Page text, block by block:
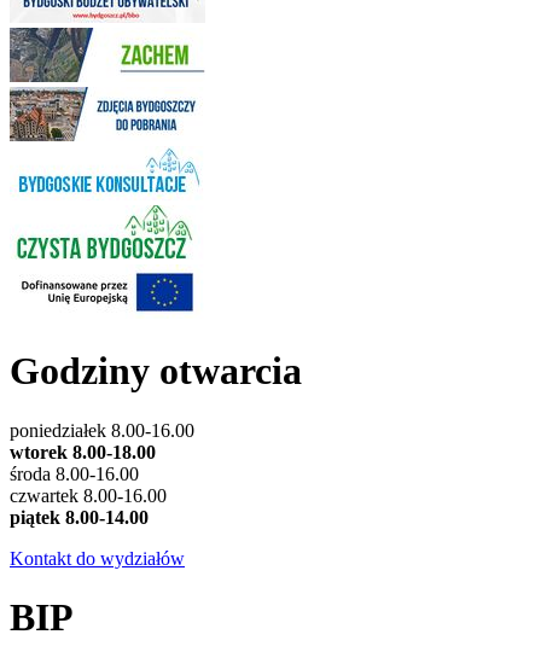
Godziny otwarcia
poniedziałek 8.00-16.00
wtorek 8.00-18.00
środa 8.00-16.00
czwartek 8.00-16.00
piątek 8.00-14.00
Kontakt do wydziałów
BIP